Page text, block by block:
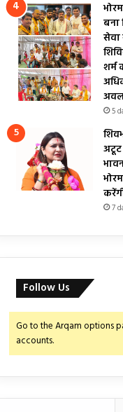
बना
सेवा
5
7
Follow Us
Go to the Arqam options
accounts.